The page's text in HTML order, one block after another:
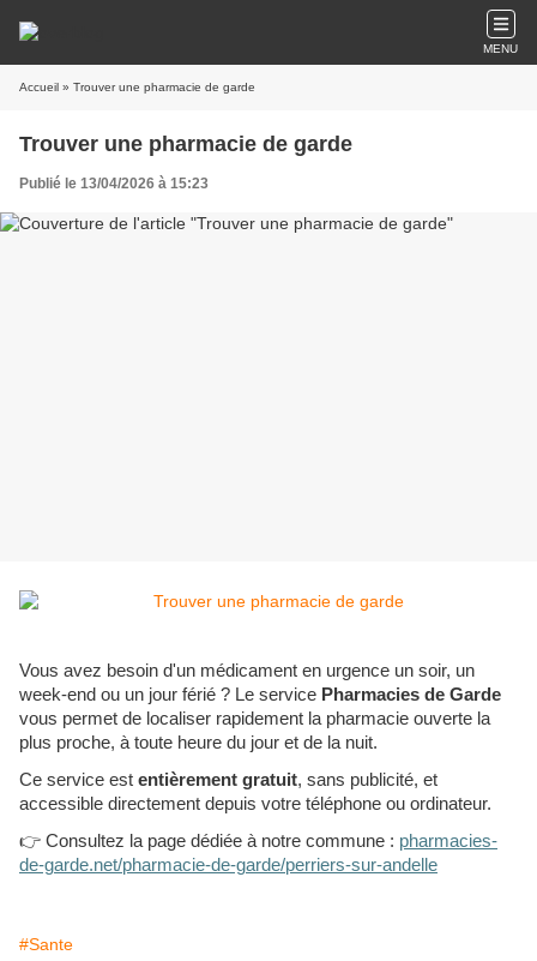
MENU
Accueil » Trouver une pharmacie de garde
Trouver une pharmacie de garde
Publié le 13/04/2026 à 15:23
Vous avez besoin d'un médicament en urgence un soir, un
week-end ou un jour férié ? Le service Pharmacies de Garde
vous permet de localiser rapidement la pharmacie ouverte la
plus proche, à toute heure du jour et de la nuit.
Ce service est entièrement gratuit, sans publicité, et
accessible directement depuis votre téléphone ou ordinateur.
👉 Consultez la page dédiée à notre commune : pharmacies-
de-garde.net/pharmacie-de-garde/perriers-sur-andelle
#Sante